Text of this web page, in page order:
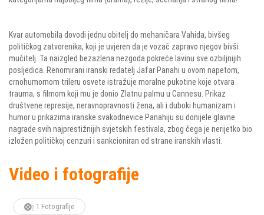
Kvar automobila dovodi jednu obitelj do mehaničara Vahida, bivšeg
političkog zatvorenika, koji je uvjeren da je vozač zapravo njegov bivši
mučitelj. Ta naizgled bezazlena nezgoda pokreće lavinu sve ozbiljnijih
posljedica. Renomirani iranski redatelj Jafar Panahi u ovom napetom,
crnohumornom trileru osvete istražuje moralne pukotine koje otvara
trauma, s filmom koji mu je donio Zlatnu palmu u Cannesu. Prikaz
društvene represije, neravnopravnosti žena, ali i duboki humanizam i
humor u prikazima iranske svakodnevice Panahiju su donijele glavne
nagrade svih najprestižnijih svjetskih festivala, zbog čega je nerijetko bio
izložen političkoj cenzuri i sankcioniran od strane iranskih vlasti.
Video i fotografije
1 Fotografije